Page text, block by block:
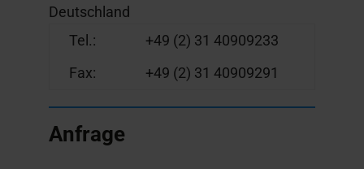
Deutschland
Tel.:
+49 (2) 31 40909233
Fax:
+49 (2) 31 40909291
Anfrage